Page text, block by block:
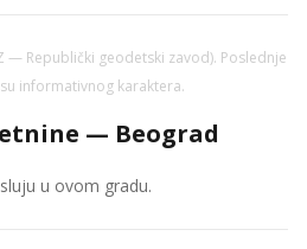
— Republički geodetski zavod). Poslednje
informativnog karaktera.
— Beograd
u ovom gradu.